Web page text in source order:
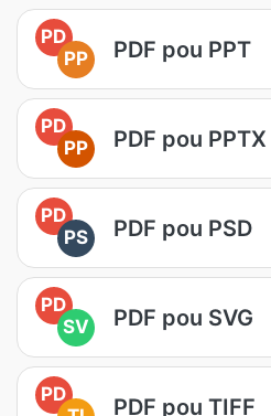
PD
PP
PDF pou PPT
PD
PP
PDF pou PPTX
PD
PS
PDF pou PSD
PD
SV
PDF pou SVG
PD
PDF pou TIFF